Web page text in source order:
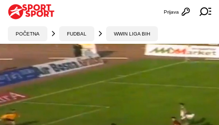
Otvori
Prijava
POČETNA FUDBAL WWIN LIGA BIH